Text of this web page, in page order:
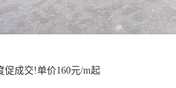
促成交!单价160元/m起